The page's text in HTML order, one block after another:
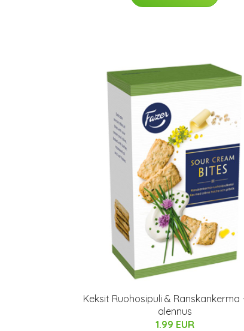
Keksit Ruohosipuli & Ranskankerma
alennus
1.99 EUR